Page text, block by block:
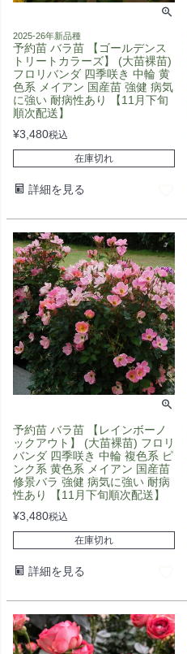
2025-26年新品種
予約苗 バラ苗 【ゴールデンス
トリートカラーズ】 (大苗裸苗)
フロリバンダ 四季咲き 中輪 黄
色系 メイアン 国産苗 強健 病気
に強い 耐病性あり 【11月下旬
順次配送】
¥3,480税込
在庫切れ
詳細を見る
予約苗 バラ苗 【レインボーノ
ックアウト】 (大苗裸苗) フロリ
バンダ 四季咲き 中輪 複色系 ピ
ンク系 黄色系 メイアン 国産苗
修景バラ 強健 病気に強い 耐病
性あり 【11月下旬順次配送】
¥3,480税込
在庫切れ
詳細を見る